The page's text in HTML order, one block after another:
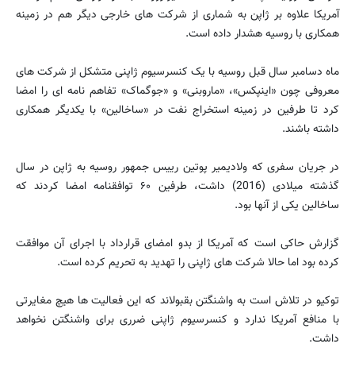
آمریکا علاوه بر ژاپن به شماری از شرکت های خارجی دیگر هم در زمینه
همکاری با روسیه هشدار داده است.
ماه دسامبر سال قبل روسیه با یک کنسرسیوم ژاپنی متشکل از شرکت های
معروفی چون «اینپکس»، «ماروبنی» و «جوگماک» تفاهم نامه ای را امضا
کرد تا طرفین در زمینه استخراج نفت در «ساخالین» با یکدیگر همکاری
داشته باشند.
در جریان سفری که ولادیمیر پوتین رییس جمهور روسیه به ژاپن در سال
گذشته میلادی (2016) داشت، طرفین ۶۰ توافقنامه امضا کردند که
ساخالین یکی از آنها بود.
گزارش حاکی است که آمریکا از بدو امضای قرارداد با اجرای آن موافقت
کرده بود اما حالا شرکت های ژاپنی را تهدید به تحریم کرده است.
توکیو در تلاش است به واشنگتن بقبولاند که این فعالیت ها هیچ مغایرتی
با منافع آمریکا ندارد و کنسرسیوم ژاپنی ضرری برای واشنگتن نخواهد
داشت.